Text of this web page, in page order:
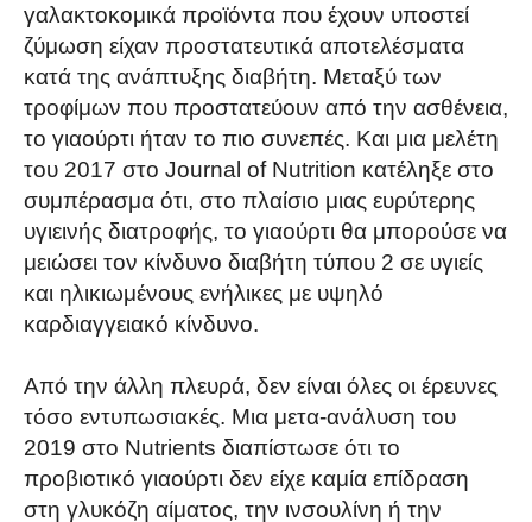
γαλακτοκομικά προϊόντα που έχουν υποστεί
ζύμωση είχαν προστατευτικά αποτελέσματα
κατά της ανάπτυξης διαβήτη. Μεταξύ των
τροφίμων που προστατεύουν από την ασθένεια,
το γιαούρτι ήταν το πιο συνεπές. Και μια μελέτη
του 2017 στο Journal of Nutrition κατέληξε στο
συμπέρασμα ότι, στο πλαίσιο μιας ευρύτερης
υγιεινής διατροφής, το γιαούρτι θα μπορούσε να
μειώσει τον κίνδυνο διαβήτη τύπου 2 σε υγιείς
και ηλικιωμένους ενήλικες με υψηλό
καρδιαγγειακό κίνδυνο.
Από την άλλη πλευρά, δεν είναι όλες οι έρευνες
τόσο εντυπωσιακές. Μια μετα-ανάλυση του
2019 στο Nutrients διαπίστωσε ότι το
προβιοτικό γιαούρτι δεν είχε καμία επίδραση
στη γλυκόζη αίματος, την ινσουλίνη ή την